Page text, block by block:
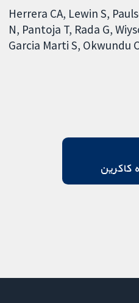
Herrera CA Lewin S
N Pantoja T Rada G
Garcia Marti S Okwundu
کاکرین